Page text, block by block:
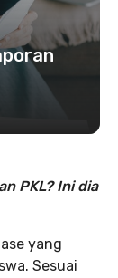
PKL? Ini dia
yang
Sesuai